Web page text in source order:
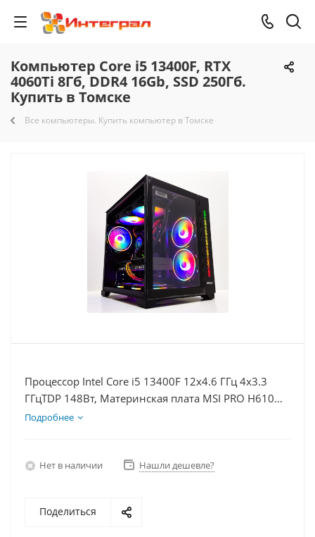
Компьютер Core i5 13400F, RTX
4060Ti 8Гб, DDR4 16Gb, SSD 250Гб.
Купить в Томске
Все компьютеры. Купить компьютер в Томске
Процессор Intel Core i5 13400F 12x4.6 ГГц 4x3.3
ГГцTDP 148Вт, Материнская плата MSI PRO H610M-
E, Видеокарта RTX 4060Ti 8Гб, Память DDR4 16Gb,
Подробнее
Нет в наличии Нашли дешевле?
Поделиться